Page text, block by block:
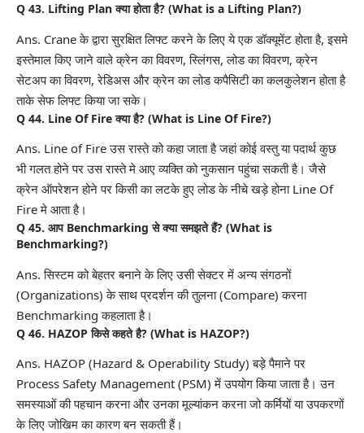
Q 43. Lifting Plan क्या होता है? (What is a Lifting Plan?)
Ans. Crane के द्वारा सुरक्षित लिफ्ट करने के लिए ये एक डॉक्यूमेंट होता है, इसमे
इस्तेमाल किए जाने वाले क्रेन का विवरण, स्लिंगस, लोड का विवरण, क्रेन
सेटअप का विवरण, रेडिअस और क्रेन का लोड कपैसिटी का कलकुलेशन होता है
ताके सेफ लिफ्ट किया जा सके।
Q 44. Line Of Fire क्या है? (What is Line Of Fire?)
Ans. Line of Fire उस रास्ते को कहा जाता है जहां कोई वस्तु या पदार्थ कुछ
भी गलत होने पर उस रास्ते मे आए व्यक्ति को नुकसान पहुंचा सकती है। जैसे
क्रेन ऑपरेशन होने पर किसी का लटके हुए लोड के नीचे खड़े होना Line Of
Fire मे आता है।
Q 45. आप Benchmarking से क्या समझते हैं? (What is
Benchmarking?)
Ans. सिस्टम को बेहतर बनाने के लिए उसी सेक्टर में अन्य संगठनों
(Organizations) के साथ प्रदर्शन की तुलना (Compare) करना
Benchmarking कहलाता है।
Q 46. HAZOP किसे कहते है? (What is HAZOP?)
Ans. HAZOP (Hazard & Operability Study) बड़े पैमाने पर
Process Safety Management (PSM) में उपयोग किया जाता है। उन
समस्याओं की पहचान करना और उनका मूल्यांकन करना जो कर्मियों या उपकरणों
के लिए जोखिम का कारण बन सकती हैं।